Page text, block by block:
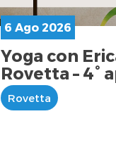
6 Ago 2026
Yoga con
Rovetta – 4°
Rovetta